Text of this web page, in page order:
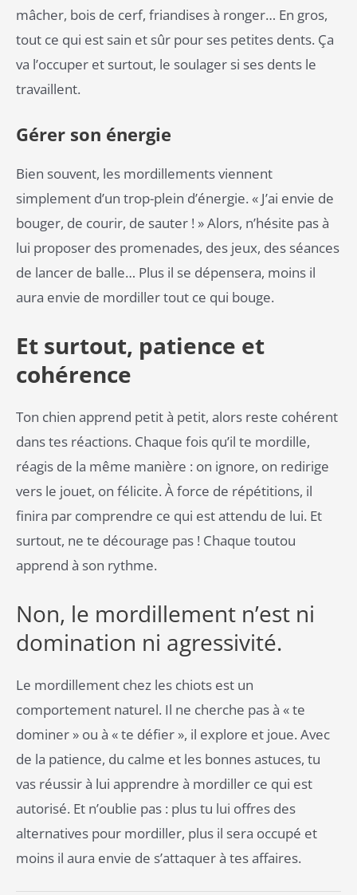
mâcher, bois de cerf, friandises à ronger… En gros,
tout ce qui est sain et sûr pour ses petites dents. Ça
va l’occuper et surtout, le soulager si ses dents le
travaillent.
Gérer son énergie
Bien souvent, les mordillements viennent
simplement d’un trop-plein d’énergie. « J’ai envie de
bouger, de courir, de sauter ! » Alors, n’hésite pas à
lui proposer des promenades, des jeux, des séances
de lancer de balle… Plus il se dépensera, moins il
aura envie de mordiller tout ce qui bouge.
Et surtout, patience et
cohérence
Ton chien apprend petit à petit, alors reste cohérent
dans tes réactions. Chaque fois qu’il te mordille,
réagis de la même manière : on ignore, on redirige
vers le jouet, on félicite. À force de répétitions, il
finira par comprendre ce qui est attendu de lui. Et
surtout, ne te décourage pas ! Chaque toutou
apprend à son rythme.
Non, le mordillement n’est ni
domination ni agressivité.
Le mordillement chez les chiots est un
comportement naturel. Il ne cherche pas à « te
dominer » ou à « te défier », il explore et joue. Avec
de la patience, du calme et les bonnes astuces, tu
vas réussir à lui apprendre à mordiller ce qui est
autorisé. Et n’oublie pas : plus tu lui offres des
alternatives pour mordiller, plus il sera occupé et
moins il aura envie de s’attaquer à tes affaires.